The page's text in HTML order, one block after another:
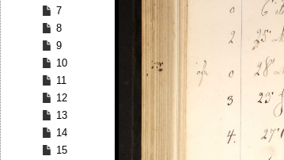
7
8
9
10
11
12
13
14
15